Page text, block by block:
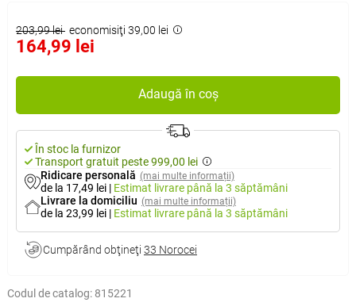
203,99 lei economisiţi 39,00 lei
164,99 lei
Adaugă în coș
În stoc la furnizor
Transport gratuit peste 999,00 lei
Ridicare personală (mai multe informații)
de la 17,49 lei | Estimat livrare până la 3 săptămâni
Livrare la domiciliu (mai multe informații)
de la 23,99 lei | Estimat livrare până la 3 săptămâni
Cumpărând obţineţi 33 Norocei
Codul de catalog: 815221